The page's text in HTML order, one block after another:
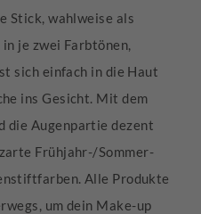
Stick, wahlweise als
je zwei Farbtönen,
sich einfach in die Haut
ins Gesicht. Mit dem
die Augenpartie dezent
Frühjahr-/Sommer-
Alle Produkte
um dein Make-up